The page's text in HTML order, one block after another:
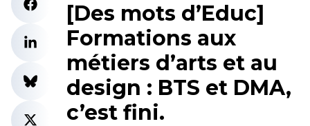
[Des mots d’Educ]
Formations aux
métiers d’arts et au
design : BTS et DMA,
c’est fini.